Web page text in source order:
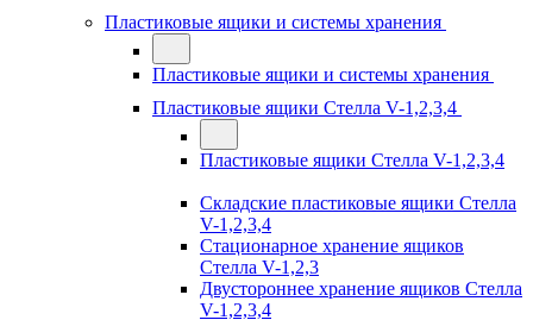
Пластиковые ящики и системы хранения
Пластиковые ящики и системы хранения
Пластиковые ящики Стелла V-1,2,3,4
Пластиковые ящики Стелла V-1,2,3,4
Складские пластиковые ящики Стелла
V-1,2,3,4
Стационарное хранение ящиков
Стелла V-1,2,3
Двустороннее хранение ящиков Стелла
V-1,2,3,4